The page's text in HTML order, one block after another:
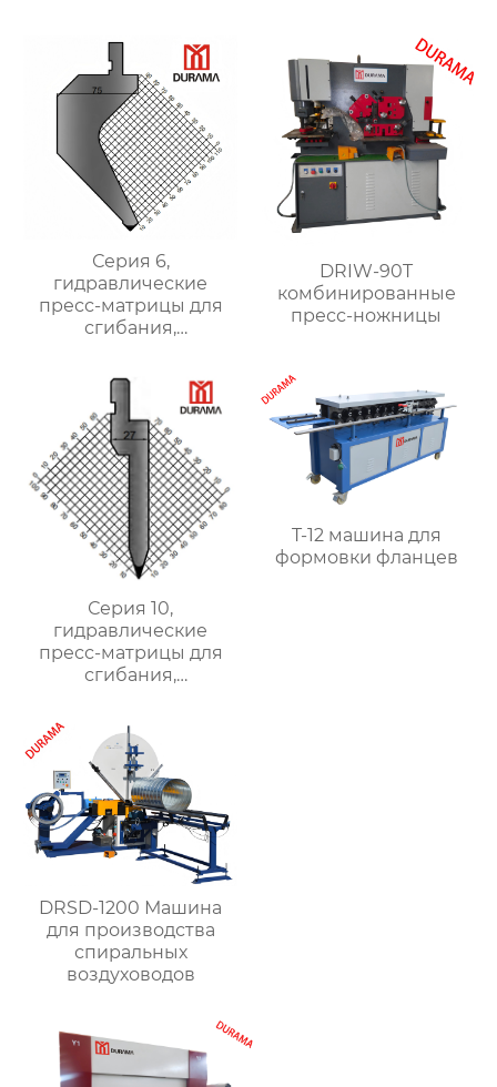
Серия 6,
гидравлические
пресс-матрицы для
сгибания,
листового металла
DRIW-90T
комбинированные
пресс-ножницы
Серия 10,
гидравлические
пресс-матрицы для
сгибания,
формы для сгибания
листового металла
T-12 машина для
формовки фланцев
DRSD-1200 Машина
для производства
спиральных
воздуховодов